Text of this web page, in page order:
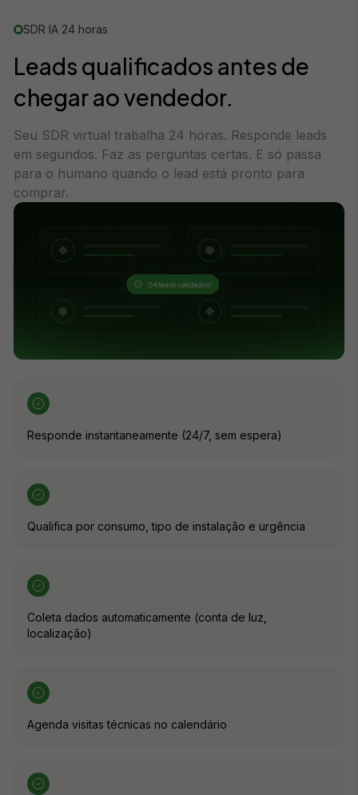
SDR IA 24 horas
Leads qualificados antes de
chegar ao vendedor.
Seu SDR virtual trabalha 24 horas. Responde leads
em segundos. Faz as perguntas certas. E só passa
para o humano quando o lead está pronto para
comprar.
Responde instantaneamente (24/7, sem espera)
Qualifica por consumo, tipo de instalação e urgência
Coleta dados automaticamente (conta de luz,
localização)
Agenda visitas técnicas no calendário